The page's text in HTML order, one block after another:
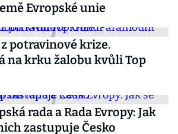
Evropské unie
potravinové krize.
na krku žalobu kvůli Top
rada a Rada Evropy: Jak
zastupuje Česko